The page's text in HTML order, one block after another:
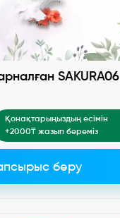
SAKURA06
Қонақтарыңыздың есімін
+2000₸ жазып береміз
беру